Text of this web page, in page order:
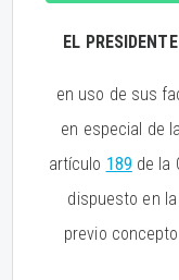
EL
en uso de sus
en especial de
artículo 189 de la
dispuesto en
previo